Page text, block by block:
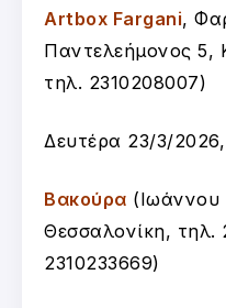
Artbox Fargani,
Παντελεήμονος 5,
τηλ. 2310208007)
Δευτέρα 23/3/
Βακούρα
Θεσσαλονίκη, τηλ.
2310233669)